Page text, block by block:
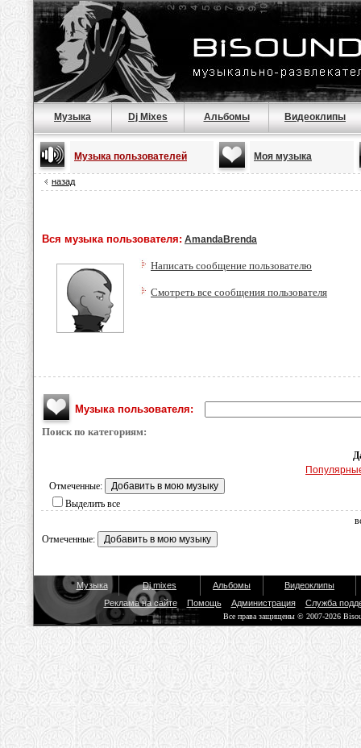
Музыка Dj Mixes Альбомы Видеоклипы
Музыка пользователей Моя музыка
назад
Вся музыка пользователя: AmandaBrenda
Написать сообщение пользователю
Смотреть все сообщения пользователя
Музыка пользователя:
Поиск по категориям:
Отмеченные:
Выделить все
Отмеченные:
Музыка Dj mixes Альбомы
Видеоклипы
Реклама на сайте
Помощь Администрация Служба
Все права защищены © 2007-2026